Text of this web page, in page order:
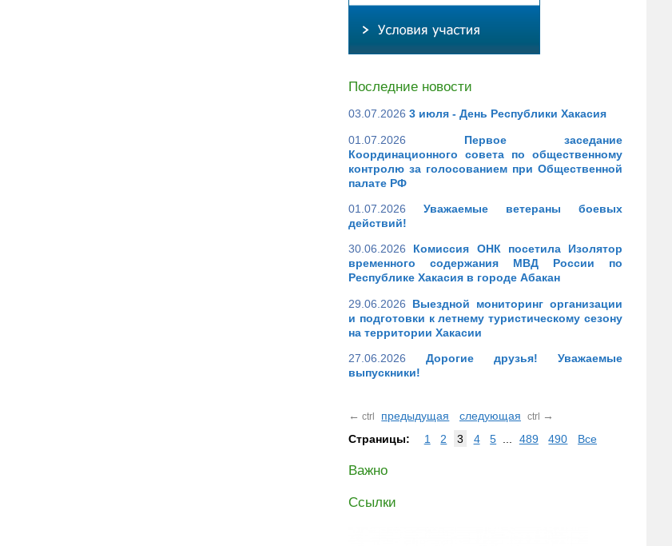
Последние новости
03.07.2026 3 июля - День Республики Хакасия
01.07.2026
Первое заседание
Координационного совета по общественному
контролю за голосованием при Общественной
палате РФ
01.07.2026
Уважаемые ветераны боевых
действий!
30.06.2026
Комиссия ОНК посетила Изолятор
временного содержания МВД России по
Республике Хакасия в городе Абакан
29.06.2026
Выездной мониторинг организации
и подготовки к летнему туристическому сезону
на территории Хакасии
27.06.2026
Дорогие друзья! Уважаемые
выпускники!
← ctrl предыдущая следующая ctrl →
Страницы:
1 2 3 4 5 489 490 Все
Важно
Ссылки